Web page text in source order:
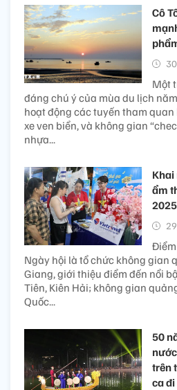
Cô
Một
đáng chú ý của mùa du lịch
hoạt động các tuyến tham
xe ven biển, và không gian
nhựa...
Khai
ẩm
2025
Ngày hội là tổ chức không gian
Giang, giới thiệu điểm đến nổi
Tiên, Kiên Hải; không gian
Quốc...
50
trên
ca